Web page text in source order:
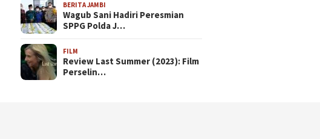
BERITA JAMBI
Wagub Sani Hadiri Peresmian
SPPG Polda J…
FILM
Review Last Summer (2023): Film
Perselin…